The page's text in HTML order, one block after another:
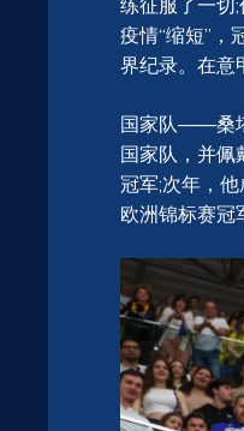
练征服了一切
疫情“缩短”
界纪录。在意
国家队——桑
国家队，并佩
冠军;次年，
欧洲锦标赛冠